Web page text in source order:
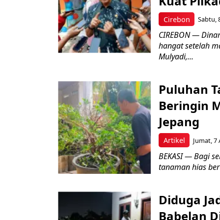
Cirebon Sabtu,
CIREBON —
hangat setelah
Mulyadi,...
Artikel
Puluhan
Beringin
Jepang
Jumat, 7
BEKASI — Bagi
tanaman hias
Diduga
Babelan